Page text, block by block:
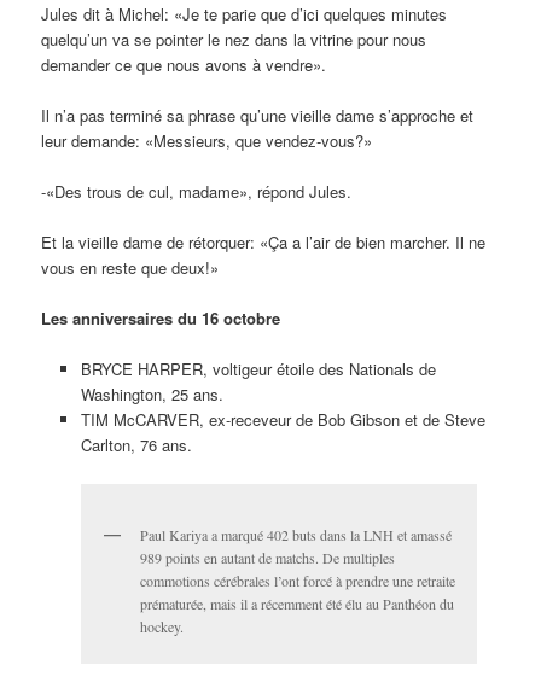
Jules dit à Michel: «Je te parie que d’ici quelques minutes
quelqu’un va se pointer le nez dans la vitrine pour nous
demander ce que nous avons à vendre».
Il n’a pas terminé sa phrase qu’une vieille dame s’approche et
leur demande: «Messieurs, que vendez-vous?»
-«Des trous de cul, madame», répond Jules.
Et la vieille dame de rétorquer: «Ça a l’air de bien marcher. Il ne
vous en reste que deux!»
Les anniversaires du 16 octobre
BRYCE HARPER, voltigeur étoile des Nationals de
Washington, 25 ans.
TIM McCARVER, ex-receveur de Bob Gibson et de Steve
Carlton, 76 ans.
Paul Kariya a marqué 402 buts dans la LNH et amassé
989 points en autant de matchs. De multiples
commotions cérébrales l’ont forcé à prendre une retraite
prématurée, mais il a récemment été élu au Panthéon du
hockey.